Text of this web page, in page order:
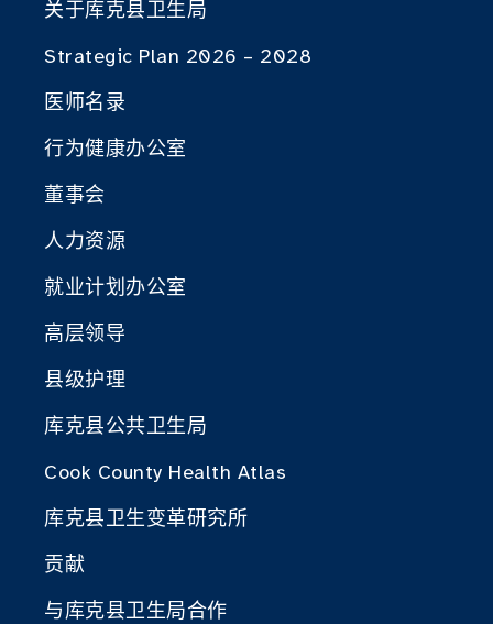
关于库克县卫生局
Strategic Plan 2026 – 2028
医师名录
行为健康办公室
董事会
人力资源
就业计划办公室
高层领导
县级护理
库克县公共卫生局
Cook County Health Atlas
库克县卫生变革研究所
贡献
与库克县卫生局合作